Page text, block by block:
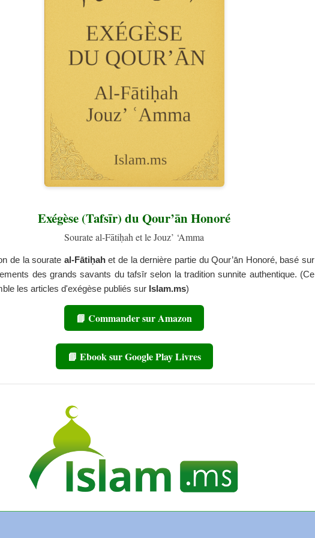
Exégèse (Tafsīr) du Qour’ān Honoré
Sourate al-Fātiḥah et le Jouz’ ‘Amma
de la sourate al-Fātiḥahet de la dernière partie du Qour’ān Honoré, basé sur
des grands savants du tafsīr selon la tradition sunnite authentique. (Ce
les articles d'exégèse publiés sur Islam.ms)
📘 Commander sur Amazon
📘 Ebook sur Google Play Livres